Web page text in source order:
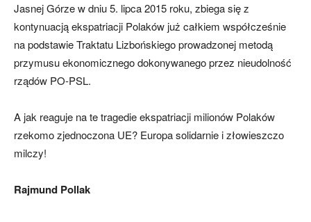
Jasnej Górze w dniu 5. lipca 2015 roku, zbiega się z
kontynuacją ekspatriacji Polaków już całkiem współcześnie
na podstawie Traktatu Lizbońskiego prowadzonej metodą
przymusu ekonomicznego dokonywanego przez nieudolność
rządów PO-PSL.
A jak reaguje na te tragedie ekspatriacji milionów Polaków
rzekomo zjednoczona UE? Europa solidarnie i złowieszczo
milczy!
Rajmund Pollak